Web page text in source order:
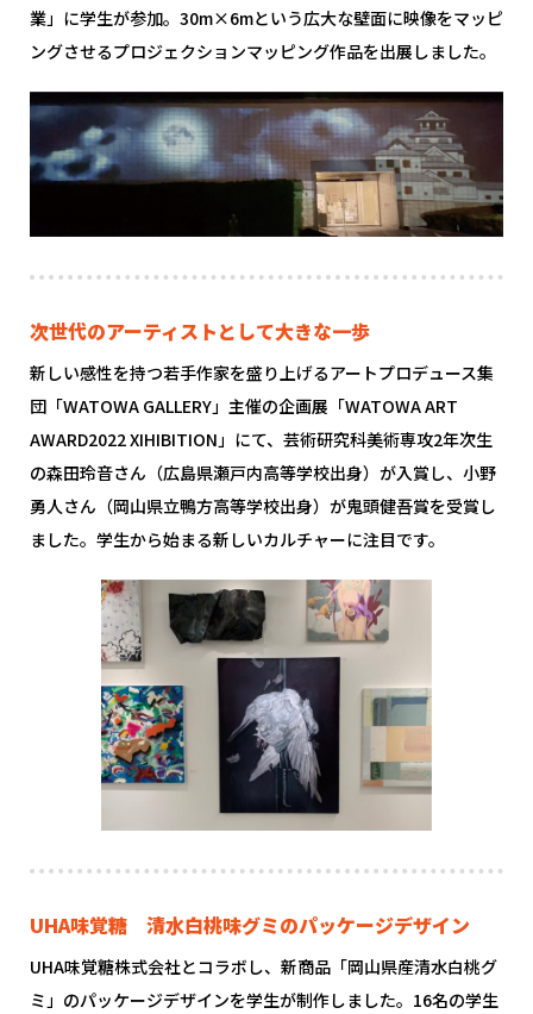
業」に学生が参加。30m×6mという広大な壁面に映像をマッピ
ングさせるプロジェクションマッピング作品を出展しました。
次世代のアーティストとして大きな一歩
新しい感性を持つ若手作家を盛り上げるアートプロデュース集
団「WATOWA GALLERY」主催の企画展「WATOWA ART
AWARD2022 XIHIBITION」にて、芸術研究科美術専攻2年次生
の森田玲音さん（広島県瀬戸内高等学校出身）が入賞し、小野
勇人さん（岡山県立鴨方高等学校出身）が鬼頭健吾賞を受賞し
ました。学生から始まる新しいカルチャーに注目です。
UHA味覚糖 清水白桃味グミのパッケージデザイン
UHA味覚糖株式会社とコラボし、新商品「岡山県産清水白桃グ
ミ」のパッケージデザインを学生が制作しました。16名の学生